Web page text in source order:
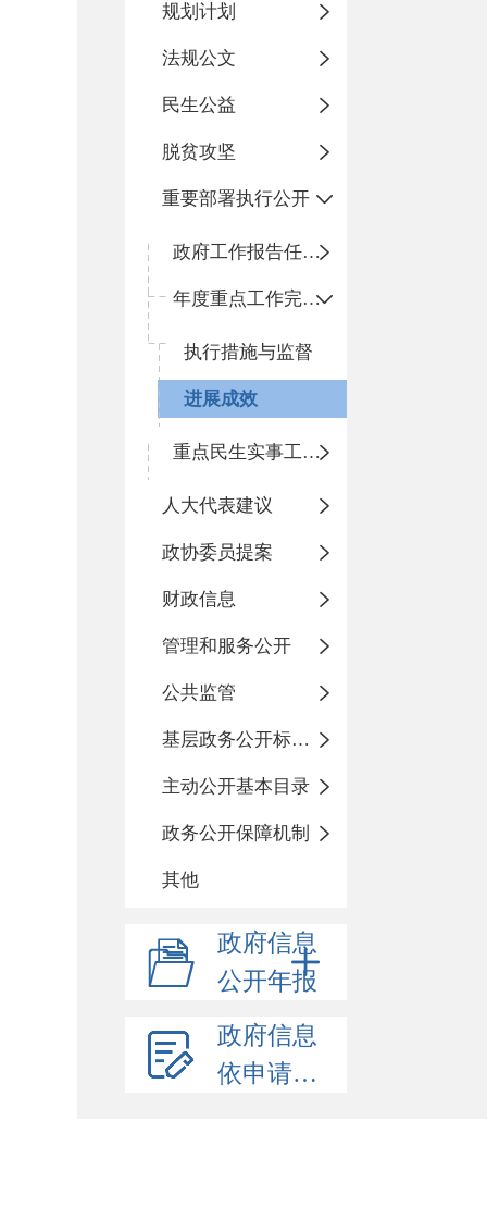
规划计划
法规公文
民生公益
脱贫攻坚
重要部署执行公开
政府工作报告任务执行情况
年度重点工作完成情况
执行措施与监督
进展成效
重点民生实事工作进展情况
人大代表建议
政协委员提案
财政信息
管理和服务公开
公共监管
基层政务公开标准化目录
主动公开基本目录
政务公开保障机制
其他
政府信息
公开年报
政府信息
依申请公开